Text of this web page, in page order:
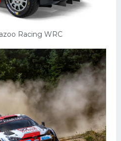
Racing WRC